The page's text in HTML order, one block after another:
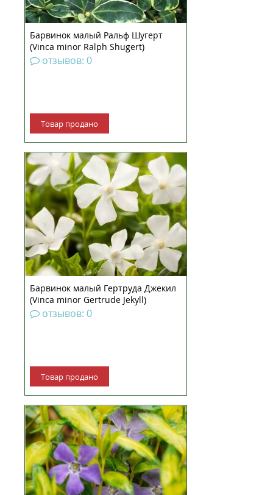
Барвинок малый Ральф Шугерт
(Vinca minor Ralph Shugert)
рассада
отзывов: 0
Товар продано
Барвинок рассада. Очень
красивый вечнозеленый сорт.
Цветки белые, блестящие, цветет
с апреля по сентябрь. Листья
тёмно-зелёные. Побеги
отрастают в год 30-80 cм,
стелятся и укореняются -
покрывают плотно землю. Лучше
растёт в пол...
Барвинок малый Гертруда Джекил
(Vinca minor Gertrude Jekyll)
рассада
отзывов: 0
Товар продано
Барвинок рассада Барвинок
малый Иллюминейшн — широко
распространонный многолетний
вечнозеленый полукустарник из
семейства Кутровые. На одном
месте растет до 4-6 лет, образуя
плотный почвенный покров,
остающийся декоративны...